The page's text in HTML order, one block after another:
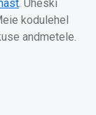
. Üheski
kodulehel
andmetele.